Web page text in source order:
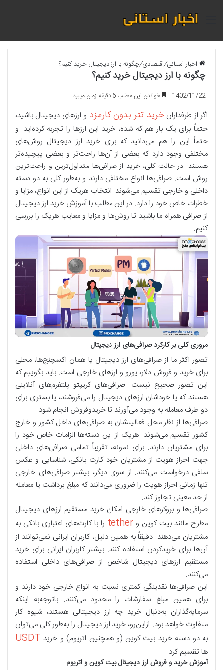
منو
اخبار استانی/اقتصادی/چگونه با ارز دیجیتال خرید کنیم؟
چگونه با ارز دیجیتال خرید کنیم؟
1402/11/22 خواندن این مطلب 6 دقیقه زمان میبرد
اگر از طرفدارانخرید تتر بدون کارمزد و ارزهای دیجیتال باشید،
حتماً برای یک بار هم که شده، خرید این ارزها را تجربه کرده‌اید. و
حتماً این را هم می‌دانید که برای خرید ارز دیجیتال روش‌های
مختلفی وجود دارد که بعضی از آن‌ها راحت‌تر و بعضی پیچیده‌تر
هستند. در حالت کلی، خرید از صرافی‌ها متداول‌ترین و راحت‌ترین
روش است. صرافی‌ها انواع مختلفی دارند و به‌طور کلی به دو دسته
داخلی و خارجی تقسیم می‌شوند. انتخاب هریک از این انواع، مزایا و
خطرات خاص خود را دارد. در این مطلب با آموزش خرید ارز دیجیتال
از صرافی همراه ما باشید تا روش‌ها و مزایا و معایب هریک را بررسی
کنیم.
مروری کلی بر کارکرد صرافی‌های ارز دیجیتال
تصور اکثر ما از صرافی‌های ارز دیجیتال یا همان اکسچنج‌ها، محلی
برای خرید و فروش دلار، یورو و ارزهای خارجی است. باید بگوییم که
این تصور صحیح نیست. صرافی‌های کریپتو پلتفرم‌های آنلاینی
هستند که یا خودشان ارزهای دیجیتال را می‌فروشند، یا بستری برای
دو طرف معامله به وجود می‌آورند تا خریدوفروش انجام شود.
صرافی‌ها از نظر محل فعالیتشان به صرافی‌های داخل کشور و خارج
کشور تقسیم می‌شوند. هریک از این دسته‌ها الزامات خاص خود را
برای مشتریان دارند. برای نمونه، تقریباً تمامی صرافی‌های داخلی
جهت احراز هویت از مشتریان خود کارت‌ بانکی، شناسایی و عکس
سلفی درخواست می‌کنند. از سوی دیگر، بیشتر صرافی‌های خارجی
تنها زمانی احراز هویت را ضروری می‌دانند که مبلغ برداشت یا معامله
از حد معینی تجاوز کند.
صرافی‌ها و بروکرهای خارجی امکان خرید مستقیم ارزهای دیجیتال
مطرح مانند بیت کوین وtether را با کارت‌های اعتباری بانکی به
مشتریان می‌دهند. دقیقاً به همین دلیل، کاربران ایرانی نمی‌توانند از
آن‌ها برای خریدکردن استفاده کنند. بیشتر کاربران ایرانی برای خرید
مستقیم ارزهای دیجیتال شاخص از صرافی‌های داخلی استفاده
می‌کنند.
این صرافی‌ها نقدینگی کمتری نسبت به انواع خارجی خود دارند و
برای همین مبلغ سفارشات را محدود می‌کنند. باتوجه‌به اینکه
سرمایه‌گذاران به‌دنبال خرید چه ارز دیجیتالی هستند، شیوه کار
متفاوت خواهد بود. ازاین‌رو، خرید ارز دیجیتال را به‌طور کلی می‌توان
به دو دسته خرید بیت کوین (و همچنین اتریوم) و خرید USDT
ها تقسیم کرد.
آموزش خرید و فروش ارز دیجیتال بیت کوین و اتریوم